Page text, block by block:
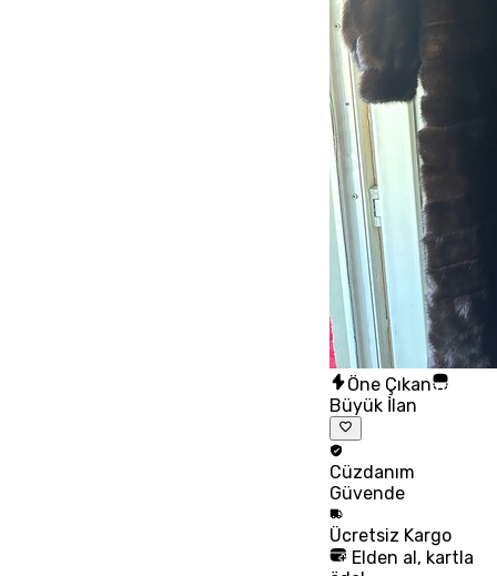
Öne Çıkan
Büyük İlan
Cüzdanım
Güvende
Ücretsiz Kargo
Elden al, kartla